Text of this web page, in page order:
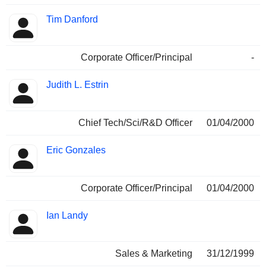
Tim Danford
Corporate Officer/Principal -
Judith L. Estrin
Chief Tech/Sci/R&D Officer 01/04/2000
Eric Gonzales
Corporate Officer/Principal 01/04/2000
Ian Landy
Sales & Marketing 31/12/1999